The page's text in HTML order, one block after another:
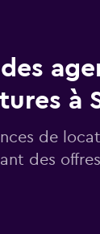
à
de
des